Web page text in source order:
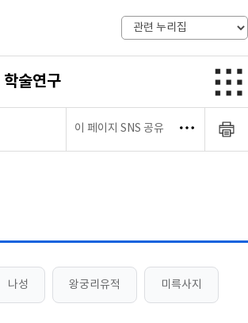
학술연구
이 페이지 SNS 공유
나성 왕궁리유적 미륵사지